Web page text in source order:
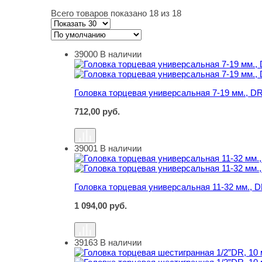
Всего товаров показано 18 из 18
Головка торцевая универсальная 7-19 мм.,
39000 В наличии
Головка торцевая универсальная 7-19 мм.,
712,00 руб.
Головка торцевая универсальная 11-32 мм.,
39001 В наличии
Головка торцевая универсальная 11-32 мм.,
1 094,00 руб.
Головка торцевая шестигранная 1/2”DR, 10 мм
39163 В наличии